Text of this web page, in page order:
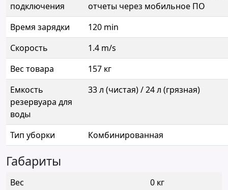
подключения
отчеты через мобильное ПО
Время зарядки
120 min
Скорость
1.4 m/s
Вес товара
157 кг
Емкость
резервуара для
воды
33 л (чистая) / 24 л (грязная)
Тип уборки Комбинированная
Габариты
Вес
0 кг